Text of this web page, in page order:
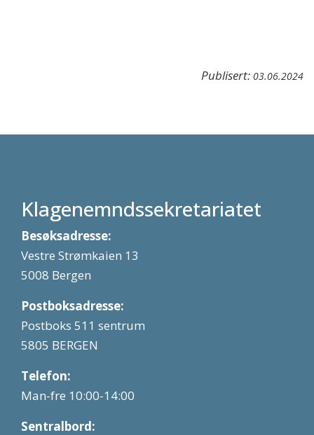
Publisert: 03.06.2024
Klagenemndssekretariatet
Besøksadresse:
Vestre Strømkaien 13
5008 Bergen
Postboksadresse:
Postboks 511 sentrum
5805 BERGEN
Telefon:
Man-fre 10:00-14:00
Sentralbord: